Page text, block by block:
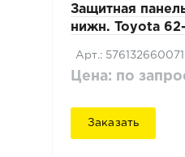
Защитная
нижн. Toyota
Арт.: 576132660071
Цена: по
Заказать